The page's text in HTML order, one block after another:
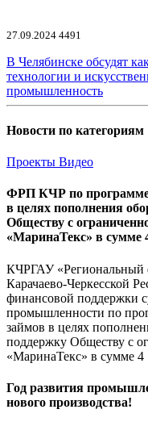
27.09.2024 4491
В Челябинске обсудят
технологии и
промышленность
Новости по категориям
Проекты Видео
ФРП КЧР по программе
в целях пополнения
Обществу с
«МаринаТекс» в сумме
КЧРГАУ «Региональный
Карачаево-Черкесской
финансовой поддержки
промышленности по
займов в целях
поддержку Обществу с
«МаринаТекс» в сумме 4
Год развития
нового производства!